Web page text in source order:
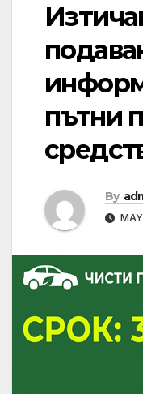
пътни
By